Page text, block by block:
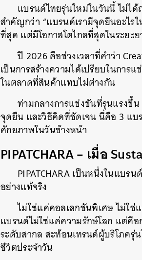
แบรนด์ไทยรุ่นใหม่ในวันนี้ ไม่ได้
สำคัญกว่า “แบรนด์เรามีจุดยืนอะไร
ที่สุด แต่มีโอกาสโตไกลที่สุดในระยะย
ปี 2026 คือช่วงเวลาที่คำว่า
เป็นการสร้างความได้เปรียบในการ
ในตลาดที่สินค้าแทบไม่ต่างกัน
ท่ามกลางการแข่งขันที่รุนแรงขึ้
จุดยืน และวิธีคิดที่ชัดเจน นี่คือ 3 แบ
ศักยภาพในวันข้างหน้า
PIPATCHARA – เมื่อ
PIPATCHARA เป็นหนึ่งในแบ
อย่างแท้จริง
ไม่ใช่แค่คอลเลกชันพิเศษ ไม่ใช่
แบรนด์ไม่ใช่แค่ความรักษ์โลก แต่คื
ระดับสากล สะท้อนเทรนด์ผู้บริโภค
ชีวิตประจำวัน